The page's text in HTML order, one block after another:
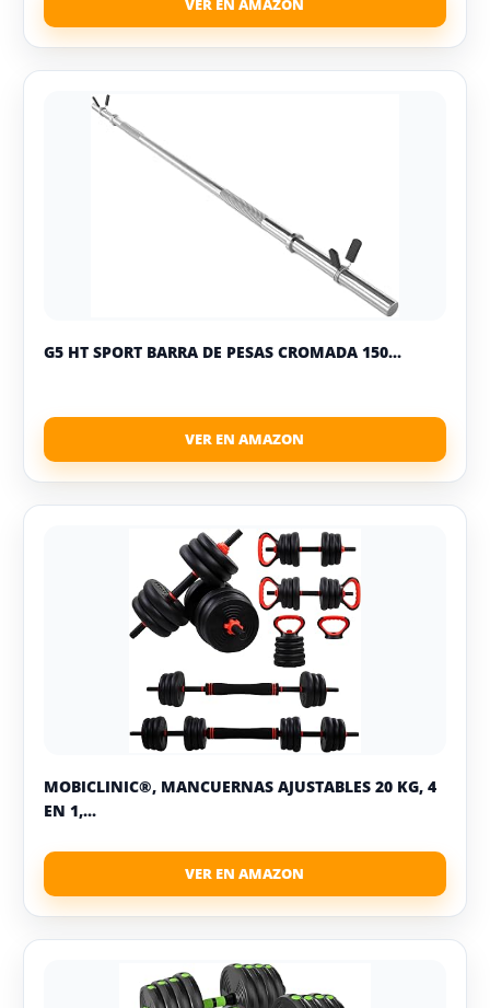
G5 HT SPORT BARRA DE PESAS CROMADA 150...
MOBICLINIC®, MANCUERNAS AJUSTABLES 20 KG, 4
EN 1,...